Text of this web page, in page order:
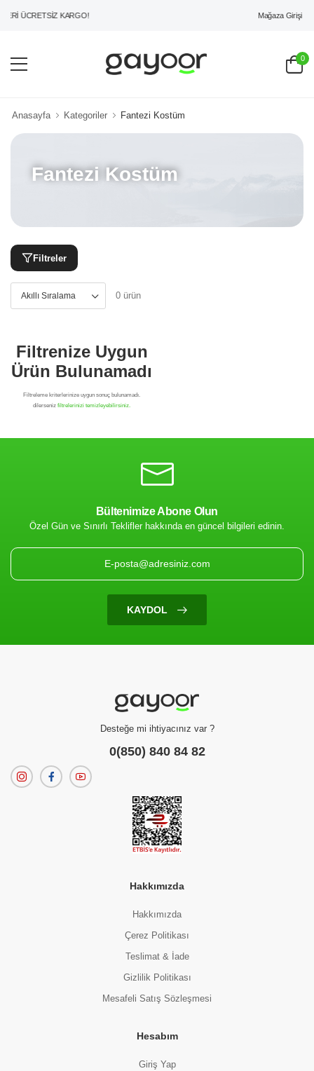
ÜCRETSİZ KARGO! Mağaza Girişi
0
Anasayfa Kategoriler Fantezi Kostüm
Fantezi Kostüm
Filtreler
0 ürün
Filtrenize Uygun
Ürün Bulunamadı
Bültenimize Abone Olun
Özel Gün ve Sınırlı Teklifler hakkında en güncel bilgileri edinin.
KAYDOL
Desteğe mi ihtiyacınız var ?
0(850) 840 84 82
Hakkımızda
Hakkımızda
Çerez Politikası
Teslimat & İade
Gizlilik Politikası
Mesafeli Satış Sözleşmesi
Hesabım
Giriş Yap